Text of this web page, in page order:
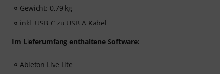
Gewicht: 0,79 kg
inkl. USB-C zu USB-A Kabel
Im Lieferumfang enthaltene Software:
Ableton Live Lite